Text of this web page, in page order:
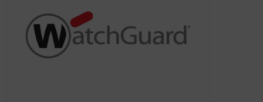
teléfonos móviles
de accesorios
Netzwerkgeräte
flash
de la pantalla
Tinten Minen